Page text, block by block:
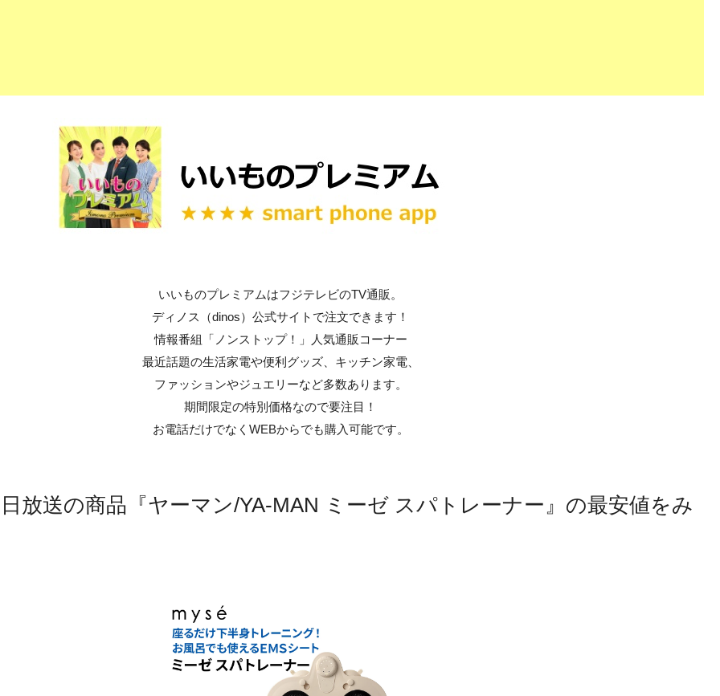
いいものプレミアムはフジテレビのTV通販。
ディノス（dinos）公式サイトで注文できます！
情報番組「ノンストップ！」人気通販コーナー
最近話題の生活家電や便利グッズ、キッチン家電、
ファッションやジュエリーなど多数あります。
期間限定の特別価格なので要注目！
お電話だけでなくWEBからでも購入可能です。
放送の商品『ヤーマン/YA-MAN ミーゼ スパトレーナー』の最安値をみ